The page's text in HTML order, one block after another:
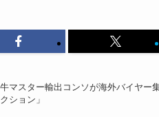
マスター輸出コンソが海外バイヤー
ション」